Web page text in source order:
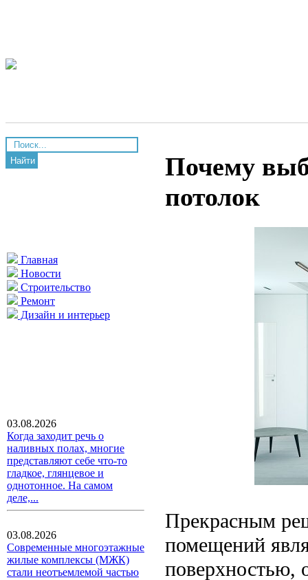
Найти
Главная
Новости
Строительство
Ремонт
Дизайн и интерьер
03.08.2026
Когда заходит речь о
наливных полах, многие
представляют себе что-то
гладкое, глянцевое и
однотонное. На самом
деле,...
03.08.2026
Современные многоэтажные
жилые комплексы (МЖК)
стали неотъемлемой частью
Почему
потолок
Прекрасным
помещений
поверхностью,